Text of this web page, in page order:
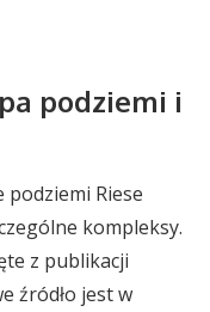
podziemi i
Riese
kompleksy.
z publikacji
źródło jest w